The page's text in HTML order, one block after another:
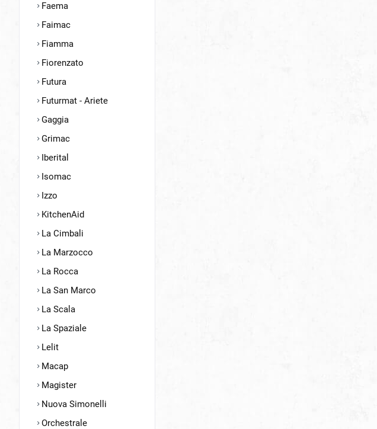
Faema
Faimac
Fiamma
Fiorenzato
Futura
Futurmat - Ariete
Gaggia
Grimac
Iberital
Isomac
Izzo
KitchenAid
La Cimbali
La Marzocco
La Rocca
La San Marco
La Scala
La Spaziale
Lelit
Macap
Magister
Nuova Simonelli
Orchestrale